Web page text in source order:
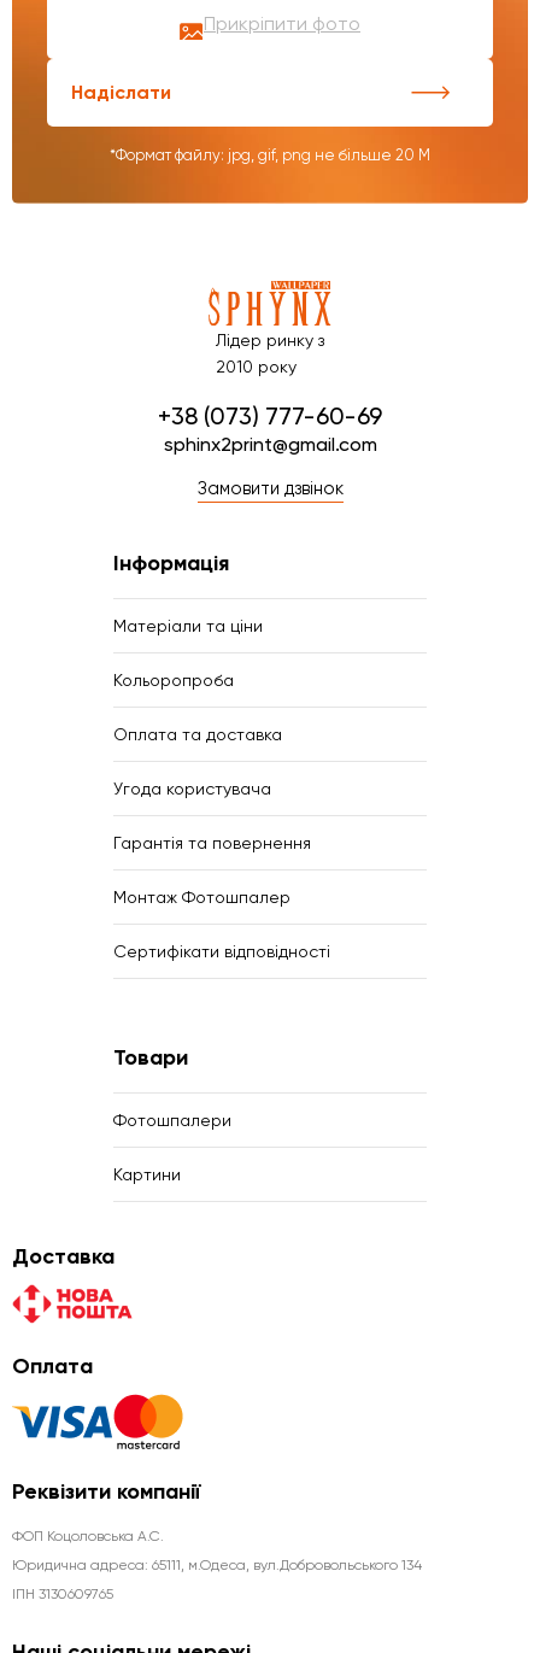
Прикріпити фото
Надіслати
*Формат файлу: jpg, gif, png не більше 20 М
Лідер ринку з
2010 року
+38 (073) 777-60-69
sphinx2print@gmail.com
Замовити дзвінок
Інформація
Матеріали та ціни
Кольоропроба
Оплата та доставка
Угода користувача
Гарантія та повернення
Монтаж Фотошпалер
Сертифікати відповідності
Товари
Фотошпалери
Картини
Доставка
Оплата
Реквізити компанії
ФОП Коцоловська А.С.
Юридична aдреса: 65111, м.Одеса, вул.Добровольського 134
ІПН 3130609765